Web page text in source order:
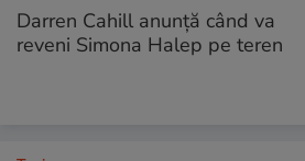
Darren Cahill anunţă când va
reveni Simona Halep pe teren